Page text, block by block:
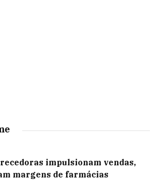
impulsionam vendas,
margens de farmácias